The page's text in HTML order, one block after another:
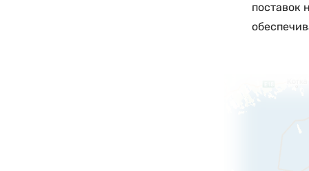
поставок